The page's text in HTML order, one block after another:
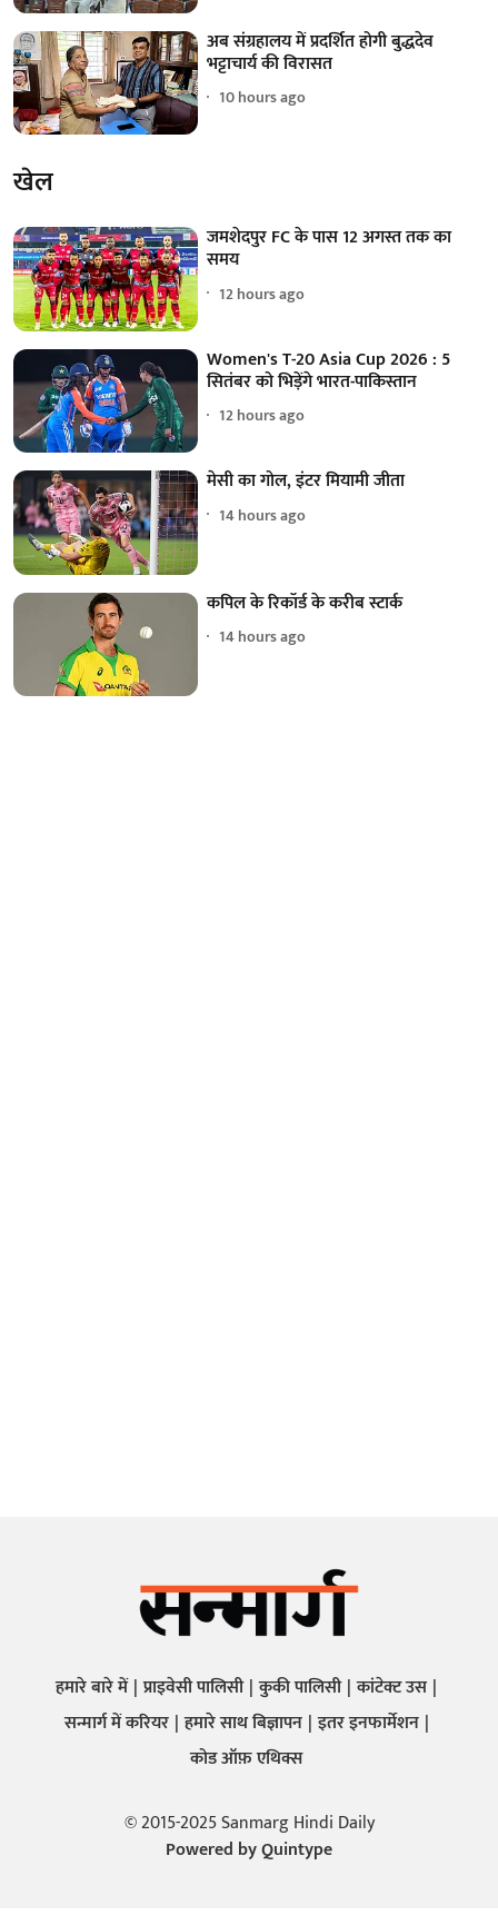
अब संग्रहालय में प्रदर्शित होगी बुद्धदेव
भट्टाचार्य की विरासत
10 hours ago
खेल
जमशेदपुर FC के पास 12 अगस्त तक का
समय
12 hours ago
Women's T-20 Asia Cup 2026 : 5
सितंबर को भिड़ेंगे भारत-पाकिस्तान
12 hours ago
मेसी का गोल, इंटर मियामी जीता
14 hours ago
कपिल के रिकॉर्ड के करीब स्टार्क
14 hours ago
हमारे बारे में प्राइवेसी पालिसी कुकी पालिसी कांटेक्ट उस
सन्मार्ग में करियर हमारे साथ बिज्ञापन इतर इनफार्मेशन
कोड ऑफ़ एथिक्स
© 2015-2025 Sanmarg Hindi Daily
Powered byQuintype